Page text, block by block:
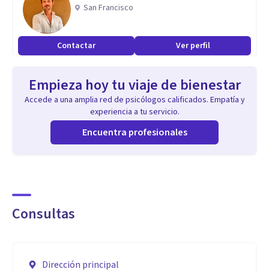
autoconocimiento y recuperación en el que la persona se
sienta escuchada y comprendida en todas sus dimensiones:
cuerpo, mente y contexto. Su compromiso es ofrecer un
persona pueda tomar las riendas de su propio bienestar.
San Francisco
Contactar Ver perfil
Empieza hoy tu viaje de bienestar
Accede a una amplia red de psicólogos calificados. Empatía y
experiencia a tu servicio.
Encuentra profesionales
Consultas
Dirección principal